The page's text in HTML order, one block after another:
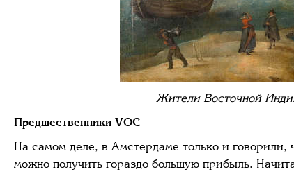
Жители Восточной
Предшественники VOC
На самом деле, в Амстердаме только и говорили,
можно получить гораздо большую прибыль.